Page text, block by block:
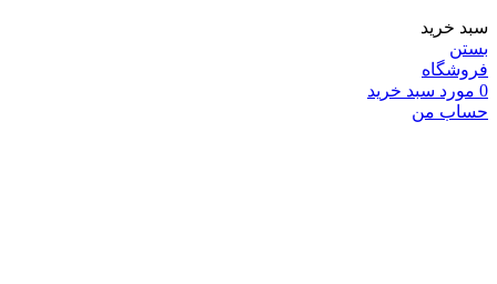
سبد خرید
بستن
فروشگاه
0 مورد سبد خرید
حساب من